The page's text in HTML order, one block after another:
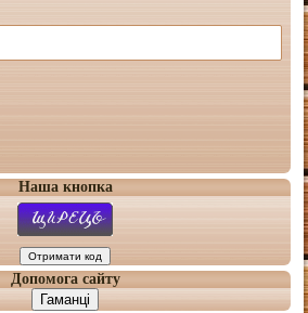
Наша кнопка
Допомога сайту
Гаманці